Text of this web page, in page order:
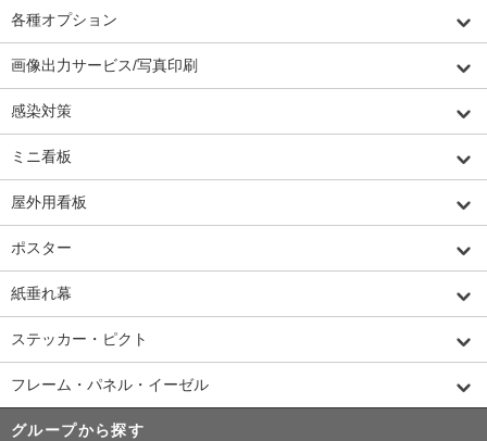
各種オプション
画像出力サービス/写真印刷
感染対策
ミニ看板
屋外用看板
ポスター
紙垂れ幕
ステッカー・ピクト
フレーム・パネル・イーゼル
グループから探す